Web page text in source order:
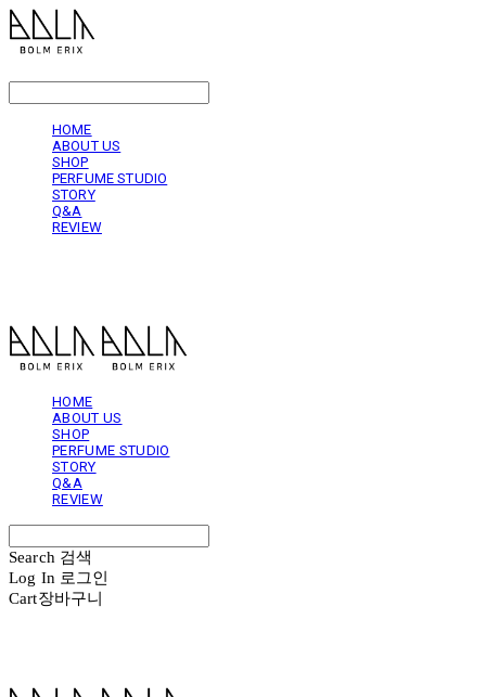
HOME
ABOUT US
SHOP
PERFUME STUDIO
STORY
Q&A
REVIEW
HOME
ABOUT US
SHOP
PERFUME STUDIO
STORY
Q&A
REVIEW
Search 검색
Log In 로그인
Cart장바구니